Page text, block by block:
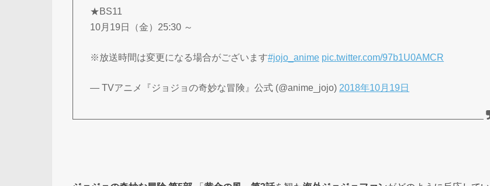
★BS11
10月19日（金）25:30 ～
※放送時間は変更になる場合がございます#jojo_anime pic.twitter.com/97b1U0AMCR
— TVアニメ『ジョジョの奇妙な冒険』公式 (@anime_jojo) 2018年10月19日